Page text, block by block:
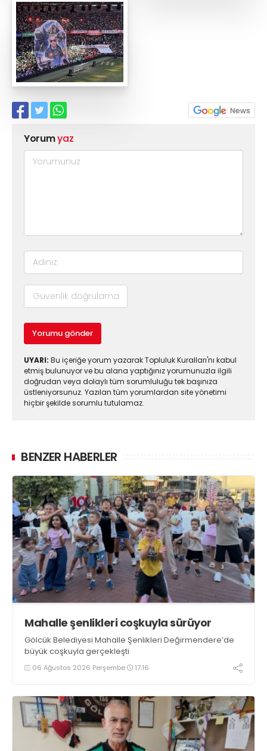
Yorumyaz
Yorumu gönder
UYARI: Bu içeriğe yorum yazarak Topluluk Kuralları'nı kabul
etmiş bulunuyor ve bu alana yaptığınız yorumunuzla ilgili
doğrudan veya dolaylı tüm sorumluluğu tek başınıza
üstleniyorsunuz. Yazılan tüm yorumlardan site yönetimi
hiçbir şekilde sorumlu tutulamaz.
BENZER HABERLER
Mahalle şenlikleri coşkuyla sürüyor
Gölcük Belediyesi Mahalle Şenlikleri Değirmendere’de
büyük coşkuyla gerçekleşti
06 Ağustos 2026 Perşembe 17:16